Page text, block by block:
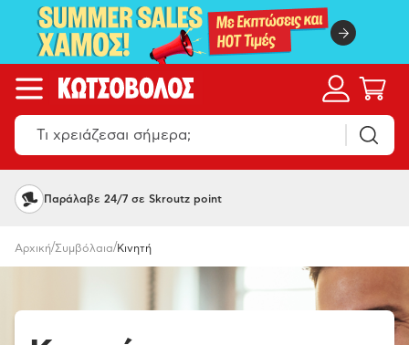
Παράλαβε 24/7 σε Skroutz point
Αρχική/Συμβόλαια/Κινητή